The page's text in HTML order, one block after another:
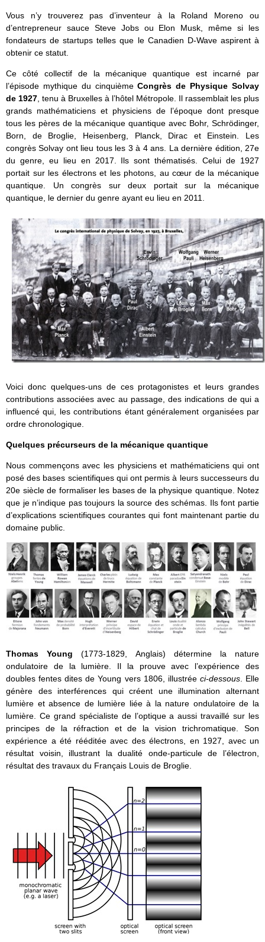
Vous n’y trouverez pas d’inventeur à la Roland Moreno ou
d’entrepreneur sauce Steve Jobs ou Elon Musk, même si les
fondateurs de startups telles que le Canadien D-Wave aspirent à
obtenir ce statut.
Ce côté collectif de la mécanique quantique est incarné par
l’épisode mythique du cinquièmeCongrès de Physique Solvay
de 1927 , tenu à Bruxelles à l’hôtel Métropole. Il rassemblait les plus
grands mathématiciens et physiciens de l’époque dont presque
tous les pères de la mécanique quantique avec Bohr, Schrödinger,
Born, de Broglie, Heisenberg, Planck, Dirac et Einstein. Les
congrès Solvay ont lieu tous les 3 à 4 ans. La dernière édition, 27e
du genre, eu lieu en 2017. Ils sont thématisés. Celui de 1927
portait sur les électrons et les photons, au cœur de la mécanique
quantique. Un congrès sur deux portait sur la mécanique
quantique, le dernier du genre ayant eu lieu en 2011.
Voici donc quelques-uns de ces protagonistes et leurs grandes
contributions associées avec au passage, des indications de qui a
influencé qui, les contributions étant généralement organisées par
ordre chronologique.
Quelques précurseurs de la mécanique quantique
Nous commençons avec les physiciens et mathématiciens qui ont
posé des bases scientifiques qui ont permis à leurs successeurs du
20e siècle de formaliser les bases de la physique quantique. Notez
que je n’indique pas toujours la source des schémas. Ils font partie
d’explications scientifiques courantes qui font maintenant partie du
domaine public.
Thomas Young(1773-1829, Anglais) détermine la nature
ondulatoire de la lumière. Il la prouve avec l’expérience des
doubles fentes dites de Young vers 1806, illustrée ci-dessous. Elle
génère des interférences qui créent une illumination alternant
lumière et absence de lumière liée à la nature ondulatoire de la
lumière. Ce grand spécialiste de l’optique a aussi travaillé sur les
principes de la réfraction et de la vision trichromatique. Son
expérience a été rééditée avec des électrons, en 1927, avec un
résultat voisin, illustrant la dualité onde-particule de l’électron,
résultat des travaux du Français Louis de Broglie.